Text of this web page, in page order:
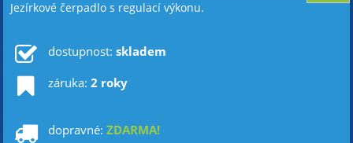
Jezírkové čerpadlo s regulací výkonu.
dostupnost: skladem
záruka: 2 roky
dopravné: ZDARMA!